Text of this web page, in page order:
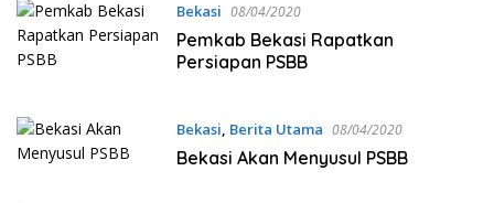
Bekasi 08/04/2020
Pemkab Bekasi Rapatkan
Persiapan PSBB
Bekasi, Berita Utama 08/04/2020
Bekasi Akan Menyusul PSBB